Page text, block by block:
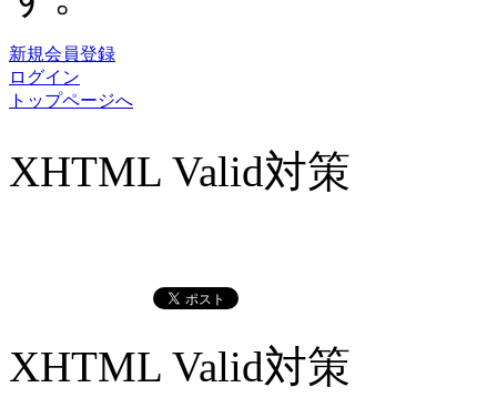
新規会員登録
ログイン
トップページへ
XHTML Valid対策
XHTML Valid対策